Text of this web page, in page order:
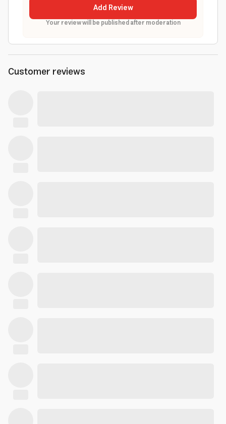
Add Review
Your review will be published after moderation
Customer reviews